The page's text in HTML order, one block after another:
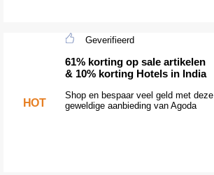
HOT
Geverifieerd
61% korting op sale artikelen
& 10% korting Hotels in India
Shop en bespaar veel geld met deze
geweldige aanbieding van Agoda